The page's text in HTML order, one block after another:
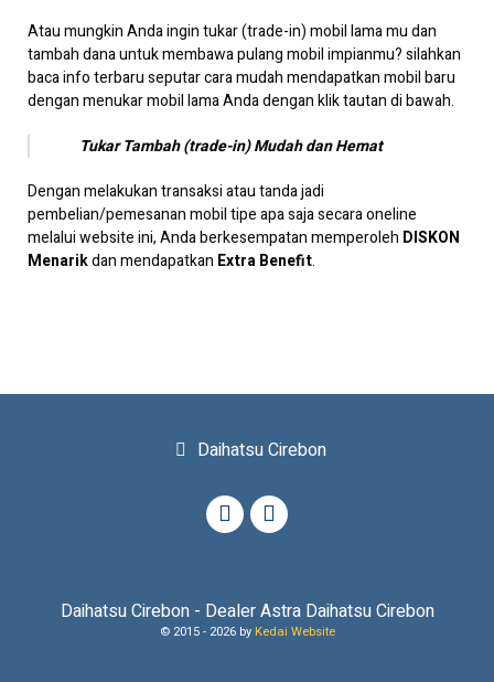
Atau mungkin Anda ingin tukar (trade-in) mobil lama mu dan
tambah dana untuk membawa pulang mobil impianmu? silahkan
baca info terbaru seputar cara mudah mendapatkan mobil baru
dengan menukar mobil lama Anda dengan klik tautan di bawah.
Tukar Tambah (trade-in) Mudah dan Hemat
Dengan melakukan transaksi atau tanda jadi
pembelian/pemesanan mobil tipe apa saja secara oneline
melalui website ini, Anda berkesempatan memperoleh DISKON
Menarikdan mendapatkan Extra Benefit.
Daihatsu Cirebon
Daihatsu Cirebon - Dealer Astra Daihatsu Cirebon
© 2015 - 2026 by Kedai Website